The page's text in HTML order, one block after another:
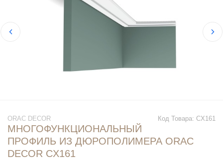
Код Товара: CX161
ORAC DECOR
МНОГОФУНКЦИОНАЛЬНЫЙ
ПРОФИЛЬ ИЗ ДЮРОПОЛИМЕРА ORAC
DECOR CX161